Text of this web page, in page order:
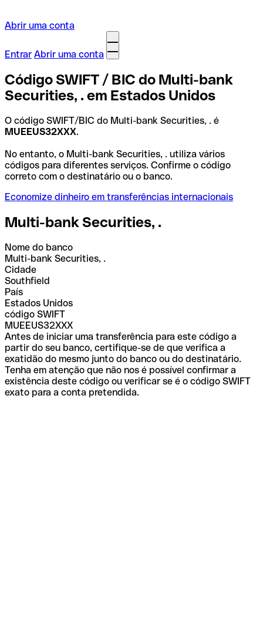
Abrir uma conta
Entrar Abrir uma conta
Código SWIFT / BIC do Multi-bank
Securities, . em Estados Unidos
O código SWIFT/BIC do Multi-bank Securities, . é
MUEEUS32XXX.
No entanto, o Multi-bank Securities, . utiliza vários
códigos para diferentes serviços. Confirme o código
correto com o destinatário ou o banco.
Economize dinheiro em transferências internacionais
Multi-bank Securities, .
Nome do banco
Multi-bank Securities, .
Cidade
Southfield
País
Estados Unidos
código SWIFT
MUEEUS32XXX
Antes de iniciar uma transferência para este código a
partir do seu banco, certifique-se de que verifica a
exatidão do mesmo junto do banco ou do destinatário.
Tenha em atenção que não nos é possível confirmar a
existência deste código ou verificar se é o código SWIFT
exato para a conta pretendida.